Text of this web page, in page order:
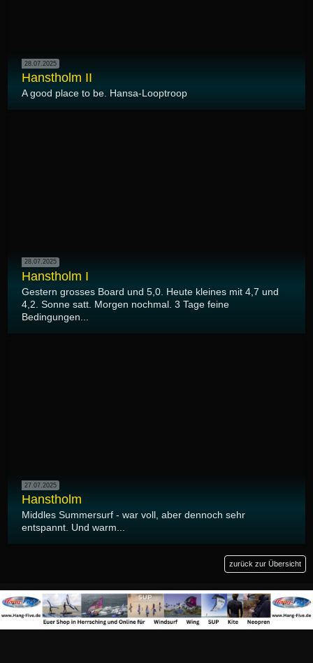
28.07.2025
Hanstholm II
A good place to be. Hansa-Looptroop
28.07.2025
Hanstholm I
Gestern grosses Board und 5,0. Heute kleines mit 4,7 und
4,2. Sonne satt. Morgen nochmal. 3 Tage feine
Bedingungen...
27.07.2025
Hanstholm
Middles Summersurf - war voll, aber dennoch sehr
entspannt. Und warm...
zurück zur Übersicht